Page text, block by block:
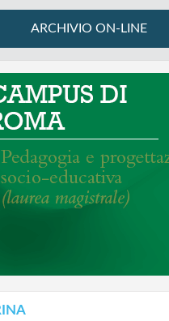
ARCHIVIO ON-LINE